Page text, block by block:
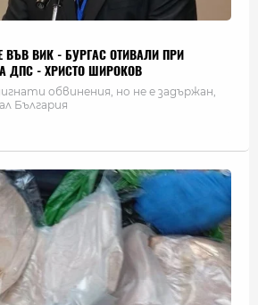
ВЪВ ВИК - БУРГАС ОТИВАЛИ ПРИ
ДПС - ХРИСТО ШИРОКОВ
обвинения, но не е задържан,
България